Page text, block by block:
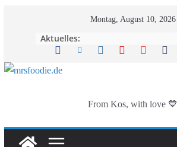
Montag, August 10, 2026
Aktuelles:
From Kos, with love 💙